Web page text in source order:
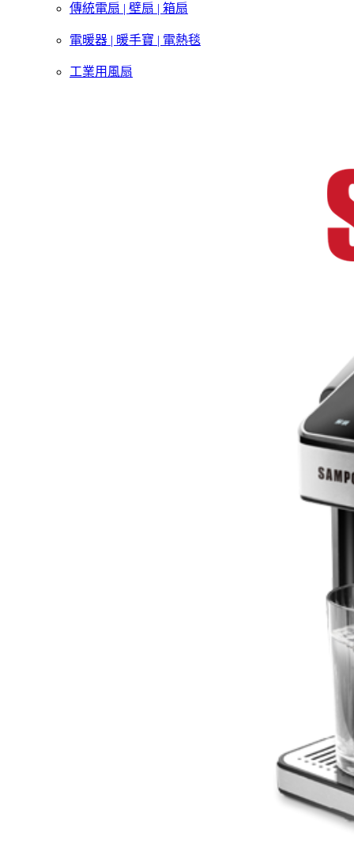
傳統電扇 | 壁扇 | 箱扇
電暖器 | 暖手寶 | 電熱毯
工業用風扇